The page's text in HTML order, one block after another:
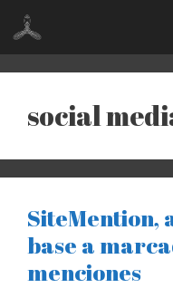
Saltar
contenido
social
SiteMention,
base a
menciones